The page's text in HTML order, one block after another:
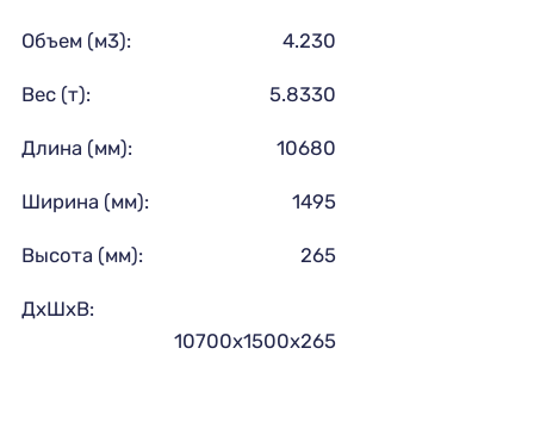
Объем (м3): 4.230
Вес (т): 5.8330
Длина (мм): 10680
Ширина (мм): 1495
Высота (мм): 265
ДхШхВ:
10700х1500х265